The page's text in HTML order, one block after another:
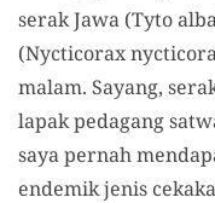
serak Jawa (Tyto
(Nycticorax
malam. Sayang,
lapak pedagang
saya pernah
endemik jenis